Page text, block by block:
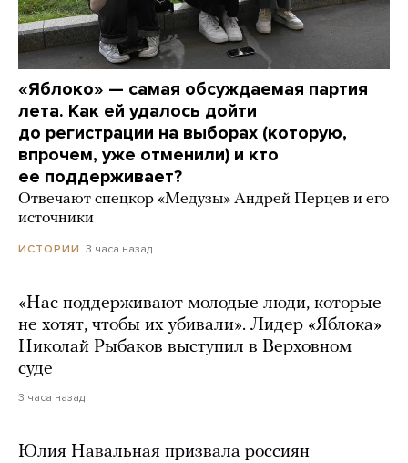
«Яблоко» — самая обсуждаемая партия
лета. Как ей удалось дойти
до регистрации на выборах (которую,
впрочем, уже отменили) и кто
ее поддерживает?
Отвечают спецкор «Медузы» Андрей Перцев и его
источники
ИСТОРИИ 3 часа назад
«Нас поддерживают молодые люди, которые
не хотят, чтобы их убивали». Лидер «Яблока»
Николай Рыбаков выступил в Верховном
суде
3 часа назад
Юлия Навальная призвала россиян